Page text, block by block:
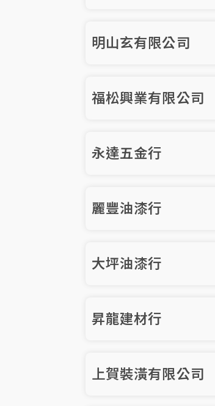
明山玄有限公司
福松興業有限公司
永達五金行
麗豐油漆行
大坪油漆行
昇龍建材行
上賀裝潢有限公司